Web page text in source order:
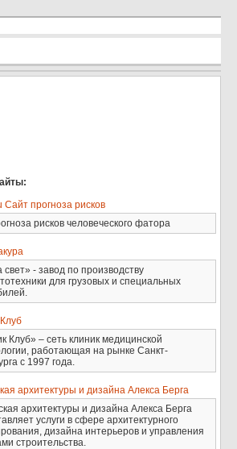
Сайт прогноза рисков
рисков человеческого фатора
свет» - завод по производству
для грузовых и специальных
Клуб» – сеть клиник медицинской
работающая на рынке Санкт-
с 1997 года.
архитектуры и дизайна Алекса Берга
архитектуры и дизайна Алекса Берга
услуги в сфере архитектурного
дизайна интерьеров и управления
строительства.